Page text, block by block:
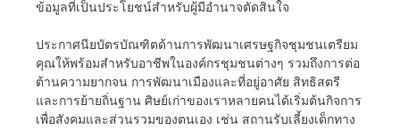
ข้อมูลที่เป็นประโยชน์สำหรับผู้มีอำนาจตัดสินใจ
ประกาศนียบัตรบัณฑิตด้านการพัฒนาเศรษฐกิจชุมชนเตรียม
คุณให้พร้อมสำหรับอาชีพในองค์กรชุมชนต่างๆ รวมถึงการต่อ
ต้านความยากจน การพัฒนาเมืองและที่อยู่อาศัย สิทธิสตรี
และการย้ายถิ่นฐาน ศิษย์เก่าของเราหลายคนได้เริ่มต้นกิจการ
เพื่อสังคมและส่วนรวมของตนเอง เช่น สถานรับเลี้ยงเด็กทาง